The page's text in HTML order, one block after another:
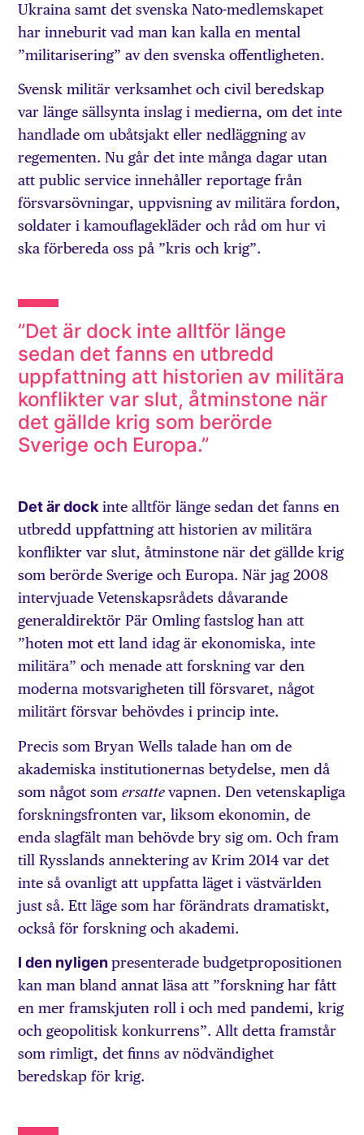
Ukraina samt det svenska Nato-medlemskapet
har inneburit vad man kan kalla en mental
”militarisering” av den svenska offentligheten.
Svensk militär verksamhet och civil beredskap
var länge sällsynta inslag i medierna, om det inte
handlade om ubåtsjakt eller nedläggning av
regementen. Nu går det inte många dagar utan
att public service innehåller reportage från
försvarsövningar, uppvisning av militära fordon,
soldater i kamouflagekläder och råd om hur vi
ska förbereda oss på ”kris och krig”.
”Det är dock inte alltför länge
sedan det fanns en utbredd
uppfattning att historien av militära
konflikter var slut, åtminstone när
det gällde krig som berörde
Sverige och Europa.”
Det är dockinte alltför länge sedan det fanns en
utbredd uppfattning att historien av militära
konflikter var slut, åtminstone när det gällde krig
som berörde Sverige och Europa. När jag 2008
intervjuade Vetenskapsrådets dåvarande
generaldirektör Pär Omling fastslog han att
”hoten mot ett land idag är ekonomiska, inte
militära” och menade att forskning var den
moderna motsvarigheten till försvaret, något
militärt försvar behövdes i princip inte.
Precis som Bryan Wells talade han om de
akademiska institutionernas betydelse, men då
som något somersattevapnen. Den vetenskapliga
forskningsfronten var, liksom ekonomin, de
enda slagfält man behövde bry sig om. Och fram
till Rysslands annektering av Krim 2014 var det
inte så ovanligt att uppfatta läget i västvärlden
just så. Ett läge som har förändrats dramatiskt,
också för forskning och akademi.
I den nyligenpresenterade budgetpropositionen
kan man bland annat läsa att ”forskning har fått
en mer framskjuten roll i och med pandemi, krig
och geopolitisk konkurrens”. Allt detta framstår
som rimligt, det finns av nödvändighet
beredskap för krig.